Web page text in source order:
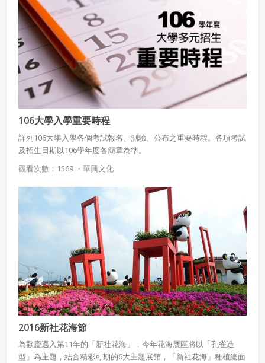
106大學入學重要時程
詳列106大學入學各個考試報名、測驗、公布之重要時程。各項考試
及招生日期以106學年度各簡章為準。
觀看次數：1569 ・ 華興文化
2016新社花海節
為歡慶邁入第11年的「新社花海」，今年花海展區將以「孔雀造
型」為主題，結合精彩可期的6大主題展館，「新社花海」種植總面